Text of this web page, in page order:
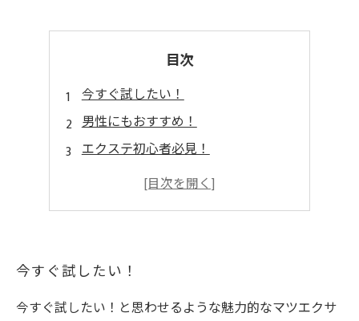
目次
今すぐ試したい！
男性にもおすすめ！
エクステ初心者必見！
おしゃれに近づく秘訣！
今すぐ試したい！
今すぐ試したい！と思わせるような魅力的なマツエクサ